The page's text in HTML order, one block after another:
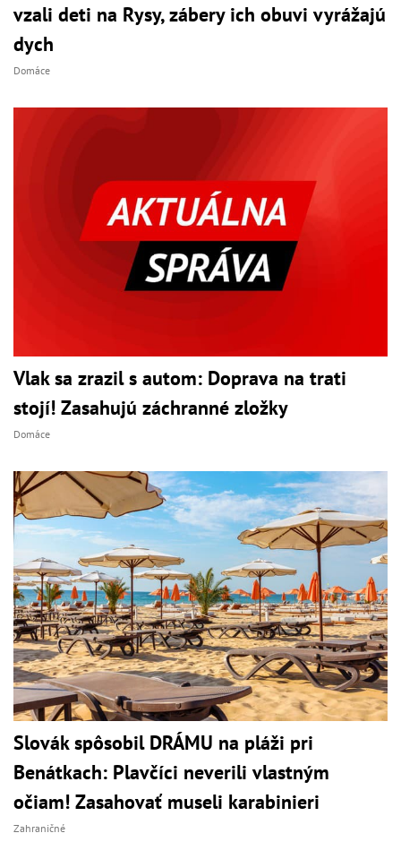
vzali deti na Rysy, zábery ich obuvi vyrážajú
dych
Domáce
Vlak sa zrazil s autom: Doprava na trati
stojí! Zasahujú záchranné zložky
Domáce
Slovák spôsobil DRÁMU na pláži pri
Benátkach: Plavčíci neverili vlastným
očiam! Zasahovať museli karabinieri
Zahraničné